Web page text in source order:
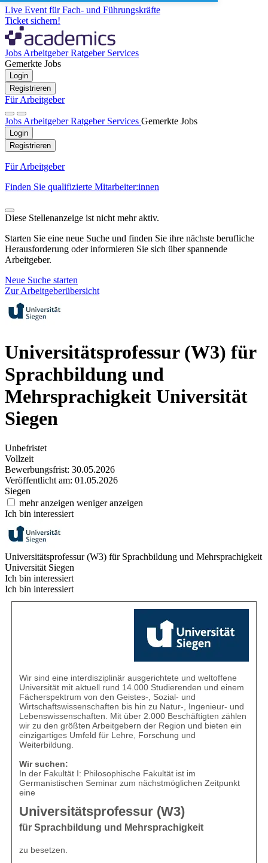
Live Event für Fach- und Führungskräfte
Ticket sichern!
Jobs ArbeitgeberRatgeber Services
Gemerkte Jobs
Login
Registrieren
Für Arbeitgeber
Jobs ArbeitgeberRatgeber Services Gemerkte Jobs
Login
Registrieren
Für Arbeitgeber
Finden Sie qualifizierte Mitarbeiter:innen
Diese Stellenanzeige ist nicht mehr aktiv.
Starten Sie eine neue Suche und finden Sie ihre nächste berufliche
Herausforderung oder informieren Sie sich über spannende
Arbeitgeber.
Neue Suche starten
Zur Arbeitgeberübersicht
Universitätsprofessur (W3) für
Sprachbildung und
Mehrsprachigkeit Universität
Siegen
Unbefristet
Vollzeit
Bewerbungsfrist: 30.05.2026
Veröffentlicht am: 01.05.2026
Siegen
mehr anzeigen weniger anzeigen
Ich bin interessiert
Universitätsprofessur (W3) für Sprachbildung und Mehrsprachigkeit
Universität Siegen
Ich bin interessiert
Ich bin interessiert
Wir sind eine interdisziplinär ausgerichtete und weltoffene
Universität mit aktuell rund 14.000 Studierenden und einem
Fächerspektrum von den Geistes-, Sozial- und
Wirtschaftswissenschaften bis hin zu Natur-, Ingenieur- und
Lebenswissenschaften. Mit über 2.000 Beschäftigten zählen
wir zu den größten Arbeitgebern der Region und bieten ein
einzigartiges Umfeld für Lehre, Forschung und
Weiterbildung.
Wir suchen:
In der Fakultät I: Philosophische Fakultät ist im
Germanistischen Seminar zum nächstmöglichen Zeitpunkt
eine
Universitätsprofessur (W3)
für Sprachbildung und Mehrsprachigkeit
zu besetzen.